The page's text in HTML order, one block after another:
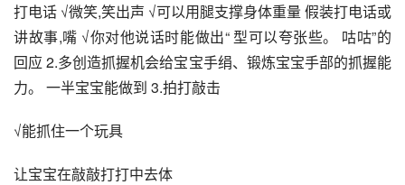
打电话 √微笑,笑出声 √可以用腿支撑身体重量 假装打电话或
讲故事,嘴 √你对他说话时能做出“ 型可以夸张些。 咕咕”的
回应 2.多创造抓握机会给宝宝手绢、锻炼宝宝手部的抓握能
力。 一半宝宝能做到 3.拍打敲击
√能抓住一个玩具
让宝宝在敲敲打打中去体